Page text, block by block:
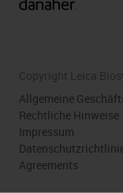
Copyright Leica
Allgemeine
Rechtliche Hinweise
Impressum
Agreements